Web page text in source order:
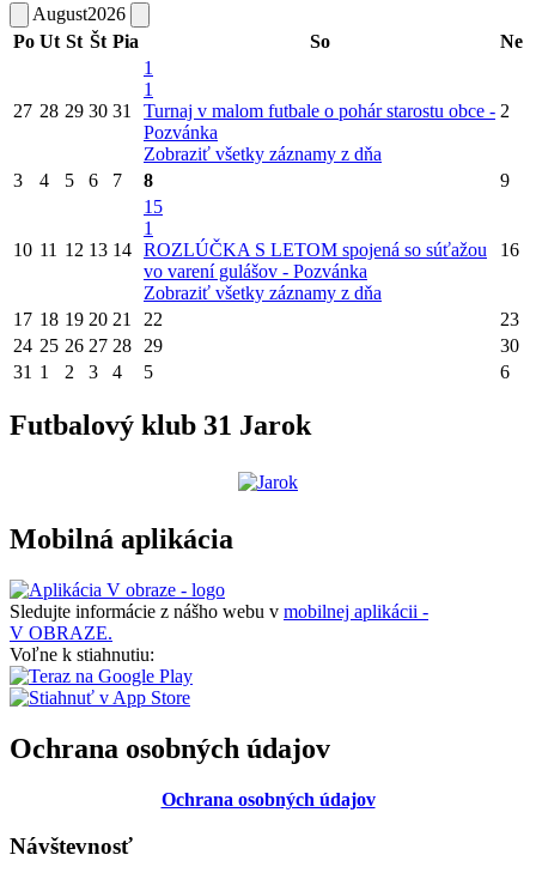
August2026
Po Ut St Št Pia So Ne
27 28 29 30 31
1
1
Turnaj v malom futbale o pohár starostu obce -
Pozvánka
Zobraziť všetky záznamy z dňa
2
3 4 5 6 7 8 9
10 11 12 13 14
15
1
ROZLÚČKA S LETOM spojená so súťažou
vo varení gulášov - Pozvánka
Zobraziť všetky záznamy z dňa
16
17 18 19 20 21 22
23
24 25 26 27 28 29
30
31 1 2 3 4 5 6
Futbalový klub 31 Jarok
Mobilná aplikácia
Sledujte informácie z nášho webu v mobilnej aplikácii -
V OBRAZE.
Voľne k stiahnutiu:
Ochrana osobných údajov
Ochrana osobných údajov
Návštevnosť